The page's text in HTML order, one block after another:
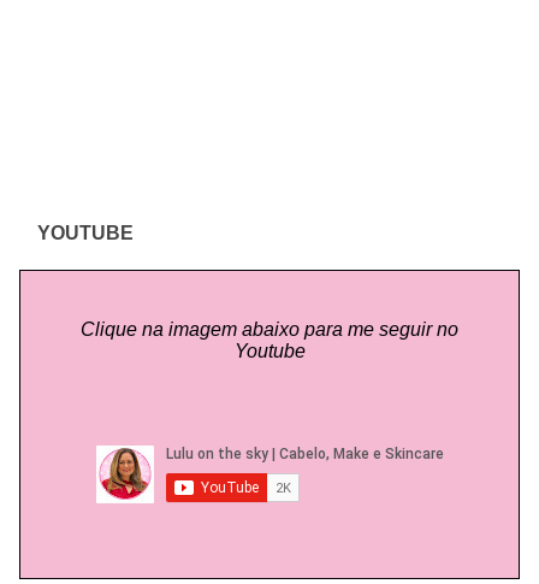
YOUTUBE
Clique na imagem abaixo para me seguir no
Youtube